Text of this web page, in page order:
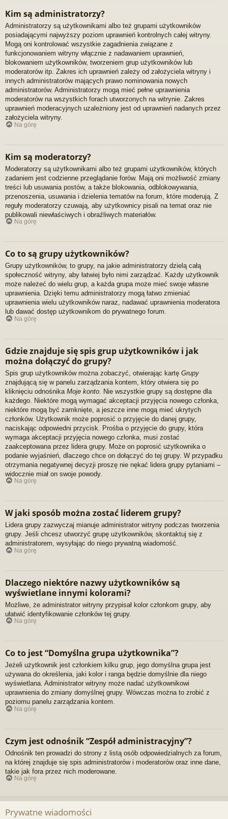
Kim są administratorzy?
Administratorzy są użytkownikami albo też grupami użytkowników
posiadającymi najwyższy poziom uprawnień kontrolnych całej witryny.
Mogą oni kontrolować wszystkie zagadnienia związane z
funkcjonowaniem witryny włącznie z nadawaniem uprawnień,
blokowaniem użytkowników, tworzeniem grup użytkowników lub
moderatorów itp. Zakres ich uprawnień zależy od założyciela witryny i
innych administratorów mających prawo nominowania nowych
administratorów. Administratorzy mogą mieć pełne uprawnienia
moderatorów na wszystkich forach utworzonych na witrynie. Zakres
uprawnień moderacyjnych uzależniony jest od uprawnień nadanych przez
założyciela witryny.
Na górę
Kim są moderatorzy?
Moderatorzy są użytkownikami albo też grupami użytkowników, których
zadaniem jest codzienne przeglądanie forów. Mają oni możliwość zmiany
treści lub usuwania postów, a także blokowania, odblokowywania,
przenoszenia, usuwania i dzielenia tematów na forum, które moderują. Z
reguły moderatorzy czuwają, aby użytkownicy pisali na temat oraz nie
publikowali niewłaściwych i obraźliwych materiałów.
Na górę
Co to są grupy użytkowników?
Grupy użytkowników, to grupy, na jakie administratorzy dzielą całą
społeczność witryny, aby łatwiej było nimi zarządzać. Każdy użytkownik
może należeć do wielu grup, a każda grupa może mieć swoje własne
uprawnienia. Dzięki temu administratorzy mogą łatwo zmieniać
uprawnienia wielu użytkowników naraz, nadawać uprawnienia moderatora
lub dawać dostęp użytkownikom do prywatnego forum.
Na górę
Gdzie znajduje się spis grup użytkowników i jak
można dołączyć do grupy?
Spis grup użytkowników można zobaczyć, otwierając kartę Grupy
znajdującą się w panelu zarządzania kontem, który otwiera się po
kliknięciu odnośnika Moje konto . Nie wszystkie grupy są dostępne dla
każdego. Niektóre mogą wymagać akceptacji przyjęcia nowego członka,
niektóre mogą być zamknięte, a jeszcze inne mogą mieć ukrytych
członków. Użytkownik może poprosić o przyjęcie do danej grupy,
naciskając odpowiedni przycisk. Prośba o przyjęcie do grupy, która
wymaga akceptacji przyjęcia nowego członka, musi zostać
zaakceptowana przez lidera grupy. Może on poprosić użytkownika o
podanie wyjaśnień, dlaczego chce on dołączyć do tej grupy. W przypadku
otrzymania negatywnej decyzji proszę nie nękać lidera grupy pytaniami –
widocznie miał on swoje powody.
Na górę
W jaki sposób można zostać liderem grupy?
Lidera grupy zazwyczaj mianuje administrator witryny podczas tworzenia
grupy. Jeśli chcesz utworzyć grupę użytkowników, skontaktuj się z
administratorem, wysyłając do niego prywatną wiadomość.
Na górę
Dlaczego niektóre nazwy użytkowników są
wyświetlane innymi kolorami?
Możliwe, że administrator witryny przypisał kolor członkom grupy, aby
ułatwić identyfikowanie członków tej grupy.
Na górę
Co to jest “Domyślna grupa użytkownika”?
Jeżeli użytkownik jest członkiem kilku grup, jego domyślna grupa jest
używana do określenia, jaki kolor i ranga będzie domyślnie dla niego
wyświetlana. Administrator witryny może nadać użytkownikowi
uprawnienia do zmiany domyślnej grupy. Wówczas można to zrobić z
poziomu panelu zarządzania kontem.
Na górę
Czym jest odnośnik “Zespół administracyjny”?
Odnośnik ten prowadzi do strony z listą osób odpowiedzialnych za forum,
na której znajduje się spis administratorów i moderatorów oraz inne dane,
takie jak fora przez nich moderowane.
Na górę
Prywatne wiadomości